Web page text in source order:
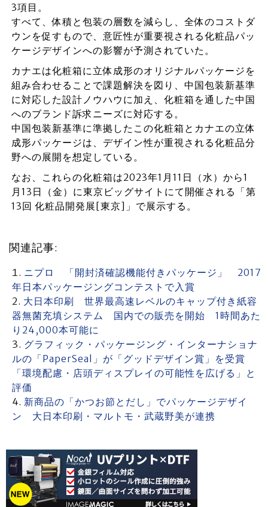
3項目。
すべて、体積と包装の層数を減らし、全体のコストダ
ウンを促すもので、意匠性が重要視される化粧品パッ
ケージデザインへの影響が予測されていた。
カナエは化粧箱に立体成形のオリジナルパッケージを
組み合わせることで課題解決を図り、中国包装新基準
に対応した設計ノウハウに加え、化粧箱を通した中国
へのブランド訴求ニーズに対応する。
中国包装新基準に準拠したこの化粧箱とカナエの立体
成形パッケージは、デザイン性が重視される化粧品分
野への展開を想定している。
なお、これらの化粧箱は2023年1月11日（水）から1
月13日（金）に東京ビッグサイトにて開催される「第
13回 化粧品開発展[東京]」で展示する。
関連記事:
ニプロ 「開封済確認機能付きパッケージ」 2017
年日本パッケージングコンテストで入賞
大日本印刷 世界最高速レベルのキャップ付き紙容
器無菌充填システム 国内での販売を開始 1時間あた
り24,000本可能に
グラフィック・パッケージング・インターナショナ
ルの「PaperSeal」が「グッドデザイン賞」を受賞
「環境配慮・店頭ディスプレイの可能性を広げる」と
評価
新商品の「かつお節とだし」でパッケージデザイ
ン 大日本印刷・マルトモ・武蔵野美が連携